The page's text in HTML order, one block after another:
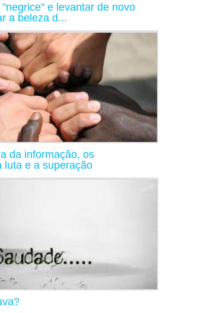
e levantar de novo
a beleza d...
da informação, os
luta e a superação